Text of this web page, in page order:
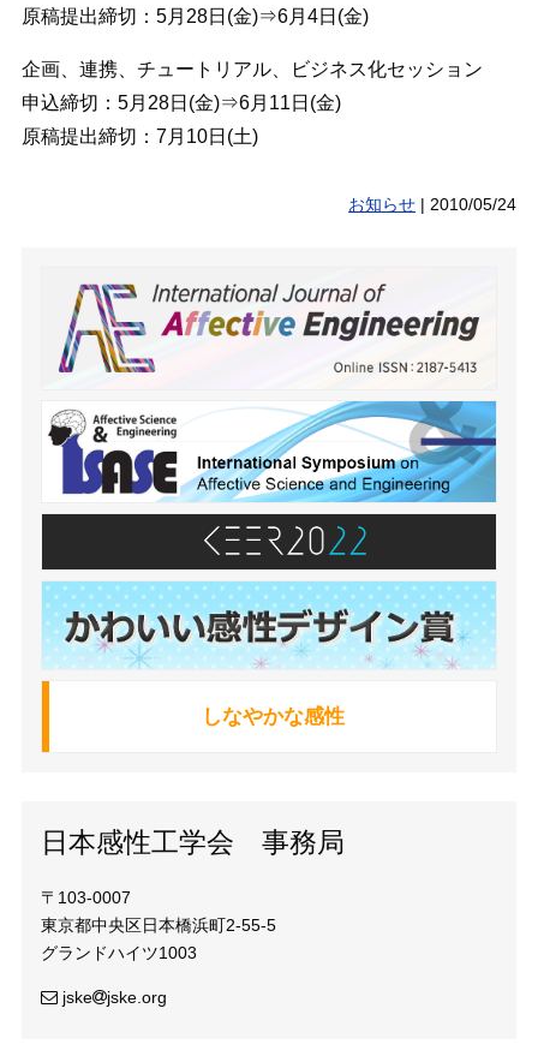
原稿提出締切：5月28日(金)⇒6月4日(金)
企画、連携、チュートリアル、ビジネス化セッション
申込締切：5月28日(金)⇒6月11日(金)
原稿提出締切：7月10日(土)
お知らせ |2010/05/24
しなやかな感性
日本感性工学会 事務局
〒103-0007
東京都中央区日本橋浜町2-55-5
グランドハイツ1003
jske jske.org